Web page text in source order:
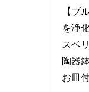
【ブ
を浄
スベ
陶器
お皿